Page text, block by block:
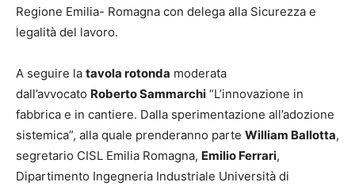
Regione Emilia- Romagna con delega alla Sicurezza e
legalità del lavoro.
A seguire la tavola rotonda moderata
dall’avvocato Roberto Sammarchi “L’innovazione in
fabbrica e in cantiere. Dalla sperimentazione all’adozione
sistemica”, alla quale prenderanno parte William Ballotta,
segretario CISL Emilia Romagna, Emilio Ferrari,
Dipartimento Ingegneria Industriale Università di